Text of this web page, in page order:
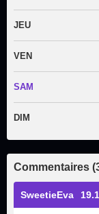
JEU
VEN
SAM
DIM
Commentaires
SweetieEva